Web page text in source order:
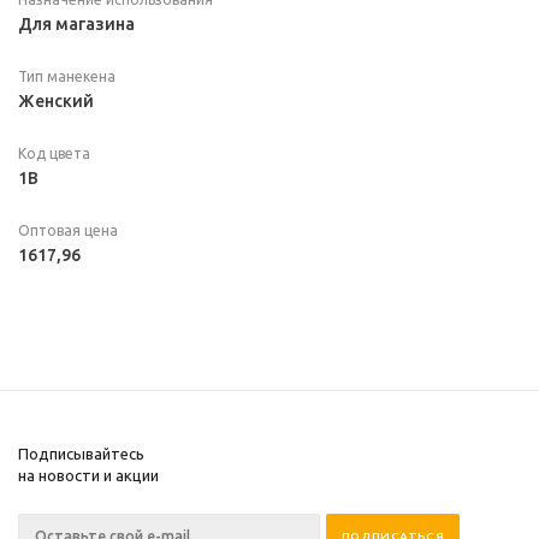
Для магазина
Тип манекена
Женский
Код цвета
1B
Оптовая цена
1617,96
Подписывайтесь
на новости и акции